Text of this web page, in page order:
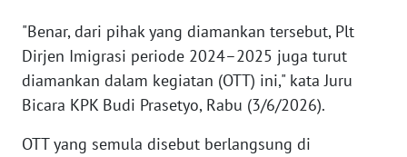
"Benar, dari pihak yang diamankan tersebut, Plt
Dirjen Imigrasi periode 2024–2025 juga turut
diamankan dalam kegiatan (OTT) ini," kata Juru
Bicara KPK Budi Prasetyo, Rabu (3/6/2026).
OTT yang semula disebut berlangsung di
DISCLAIMER
Wahana
Regional